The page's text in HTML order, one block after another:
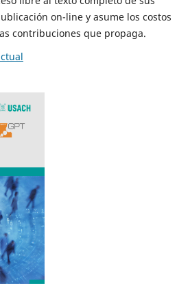
on-line y asume los costos
contribuciones que propaga.